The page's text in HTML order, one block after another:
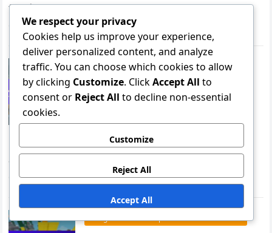
fantástica para que los jugadores mejoren su
experiencia de juego al canjearlos por diversas
recompensas dentro del juego. Estos…
Códigos de artículos promocionales de Roblox
Código promocional de
Roblox: Códigos generados
comunitarios, Creaciones de
fans
Los códigos promocionales de Roblox son cadenas
alfanuméricas únicas que los jugadores pueden
canjear por artículos exclusivos dentro del juego,
mejorando su experiencia de juego. A menudo…
Códigos de artículos promocionales de Roblox
We respect your privacy
Cookies help us improve your experience,
deliver personalized content, and analyze
traffic. You can choose which cookies to allow
by clicking Customize. ClickAccept All to
consent or Reject All to decline non-essential
cookies.
Customize
Reject All
Accept All